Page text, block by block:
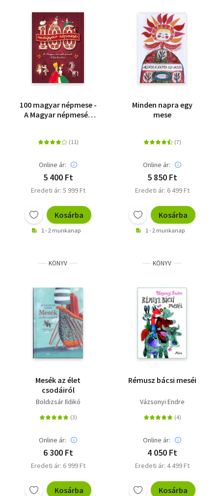
100 magyar népmese -
A Magyar népmesék
Online ár:
5 400 Ft
Eredeti ár: 5 999 Ft
Kosárba
1 - 2 munkanap
Minden napra egy
mese
Online ár:
5 850 Ft
Eredeti ár: 6 499 Ft
Kosárba
1 - 2 munkanap
KÖNYV
Mesék az élet
csodáiról
Boldizsár Ildikó
Online ár:
6 300 Ft
Eredeti ár: 6 999 Ft
Kosárba
KÖNYV
Rémusz bácsi meséi
Vázsonyi Endre
Online ár:
4 050 Ft
Eredeti ár: 4 499 Ft
Kosárba